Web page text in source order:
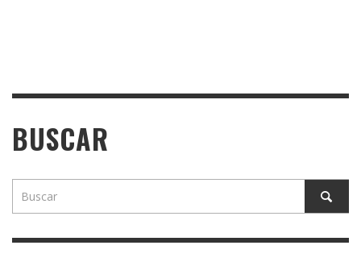
BUSCAR